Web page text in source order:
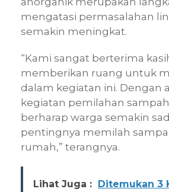
mengatasi permasalahan
semakin meningkat.
“Kami sangat berterima
memberikan ruang untuk
dalam kegiatan ini. Dengan
kegiatan pemilahan
berharap warga semakin
pentingnya memilah
rumah,” terangnya.
Lihat Juga : Ditemukan 3